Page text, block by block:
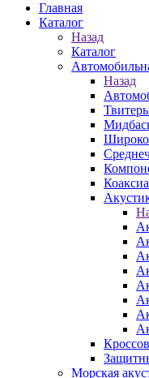
Главная
Каталог
Назад
Каталог
Назад
Морская